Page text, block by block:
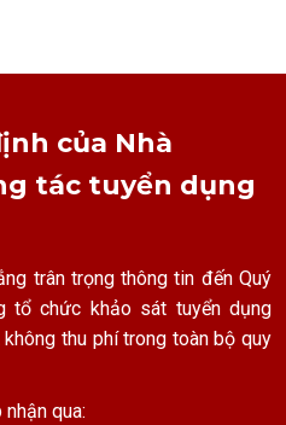
của Nhà
tác tuyển dụng
trân trọng thông tin đến Quý
tổ chức khảo sát tuyển dụng
thu phí trong toàn bộ quy
qua: